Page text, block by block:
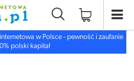
internetowa w Polsce - pewność i zaufanie
polski kapitał